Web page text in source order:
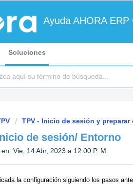
Ayuda AHORA ERP
Soluciones
TPV - Inicio de sesión y
de sesión/ Entorno
Vie, 14 Abr, 2023 a 12:00 P. M.
la configuración siguiendo los pasos